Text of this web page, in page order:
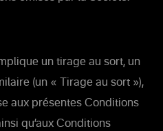
un tirage au sort, un
(un « Tirage au sort »),
aux présentes Conditions
qu’aux Conditions